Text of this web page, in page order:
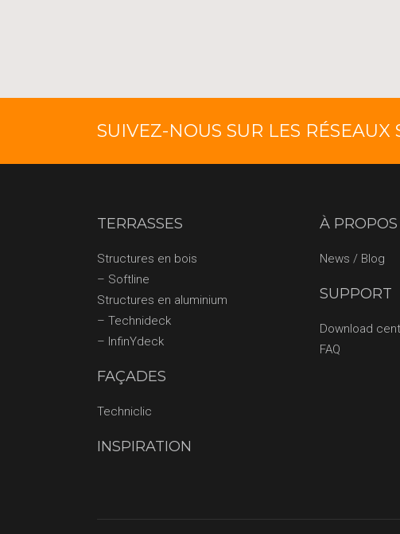
SUIVEZ-NOUS SUR LES RÉSEAUX
TERRASSES
Structures en bois
– Softline
Structures en aluminium
– Technideck
– InfinYdeck
FAÇADES
Techniclic
INSPIRATION
À PROPOS
News / Blog
SUPPORT
Download
FAQ